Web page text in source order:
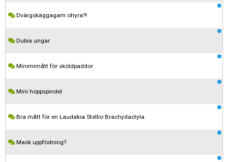
Dvärgskäggagam ohyra?!
Dubia ungar
Minimimått för sköldpaddor
Mini hoppspindel
Bra mått för en Laudakia Stellio Brachydactyla
Mask uppfödning?